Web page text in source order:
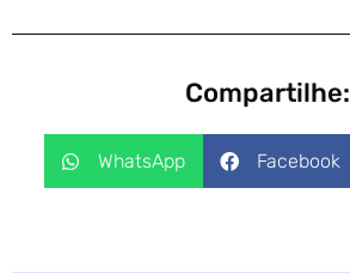
Compartilhe:
WhatsApp Facebook